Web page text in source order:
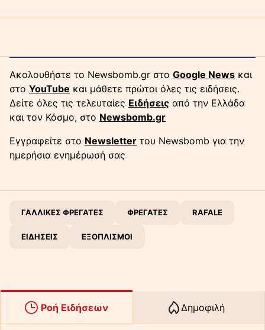
Ακολουθήστε το Newsbomb.gr στο Google News και
στο YouTube και μάθετε πρώτοι όλες τις ειδήσεις.
Δείτε όλες τις τελευταίες Ειδήσεις από την Ελλάδα
και τον Κόσμο, στο Newsbomb.gr
Εγγραφείτε στο Newsletter του Newsbomb για την
ημερήσια ενημέρωσή σας
ΓΑΛΛΙΚΕΣ ΦΡΕΓΑΤΕΣ ΦΡΕΓΑΤΕΣ RAFALE
ΕΙΔΗΣΕΙΣ ΕΞΟΠΛΙΣΜΟΙ
Ροή Ειδήσεων Δημοφιλή